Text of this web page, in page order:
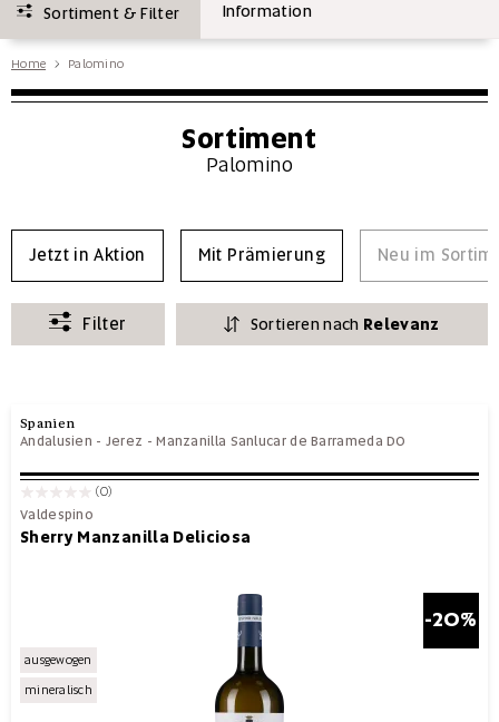
Sortiment & Filter Information
Home Palomino
Sortiment
Palomino
Jetzt in Aktion Mit Prämierung Neu im
Filter Sortieren nach Relevanz
Spanien
Andalusien - Jerez - Manzanilla Sanlucar de Barrameda DO
(0)
Valdespino
Sherry Manzanilla Deliciosa
ausgewogen
mineralisch
-20%